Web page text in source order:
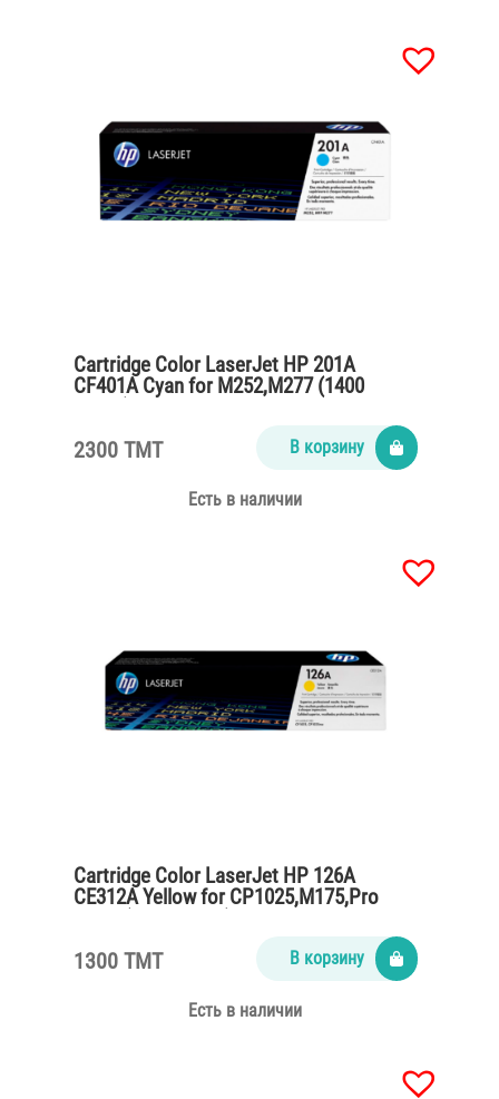
Cartridge Color LaserJet HP 201A
CF401A Cyan for M252,M277 (1400
2300 TMT В корзину
Есть в наличии
Cartridge Color LaserJet HP 126A
CE312A Yellow for CP1025,M175,Pro
1300 TMT В корзину
Есть в наличии